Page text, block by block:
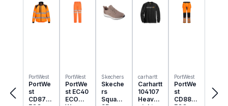
PortWest
PortWe
st
CD875
PortWest
PortWe
st EC40
ECO
Skechers
Skeche
rs
Squad
carhartt
Carhartt
104107
Heavyw
PortWest
PortWe
st
CD889